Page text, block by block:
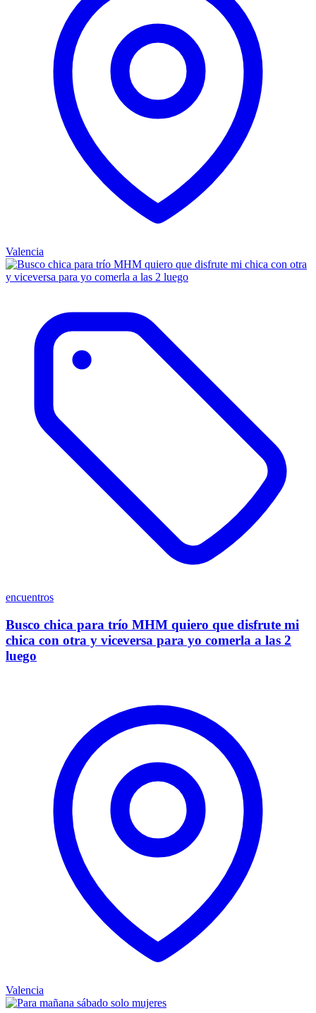
Valencia
encuentros
Busco chica para trío MHM quiero que disfrute mi
chica con otra y viceversa para yo comerla a las 2
luego
Valencia